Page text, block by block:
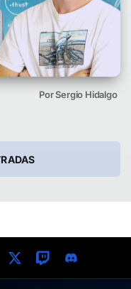
Por Sergio Hidalgo